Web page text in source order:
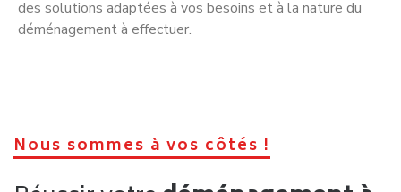
distance, délais ou besoins spécifiques. Cette approche
personnalisée est un gage de sérieux.
clairement à vos questions sans discours flou ni promesses
irréalistes.